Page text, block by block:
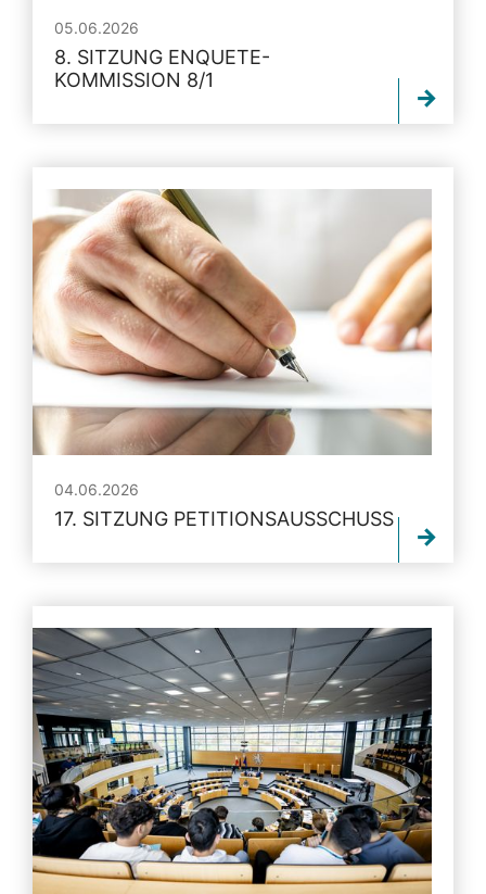
05.06.2026
8. SITZUNG ENQUETE-
KOMMISSION 8/1
04.06.2026
17. SITZUNG PETITIONSAUSSCHUSS